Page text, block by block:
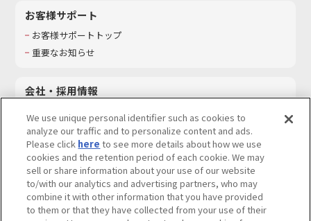
お客様サポート
お客様サポートトップ
重要なお知らせ
会社・採用情報
採用情報
サステナビリティ
お問い合わせ
We use unique personal identifier such as cookies to
analyze our traffic and to personalize content and ads.
Please click here to see more details about how we use
cookies and the retention period of each cookie. We may
sell or share information about your use of our website
to/with our analytics and advertising partners, who may
combine it with other information that you have provided
to them or that they have collected from your use of their